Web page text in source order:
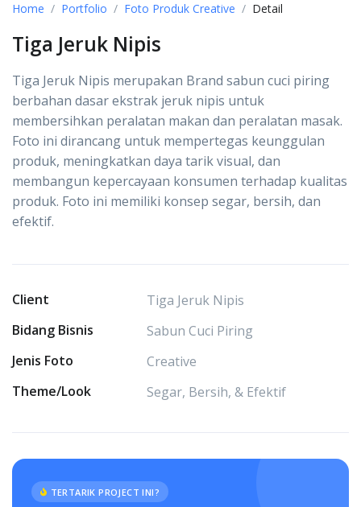
Home Portfolio Foto Produk Creative Detail
Tiga Jeruk Nipis
Tiga Jeruk Nipis merupakan Brand sabun cuci piring
berbahan dasar ekstrak jeruk nipis untuk
membersihkan peralatan makan dan peralatan masak.
Foto ini dirancang untuk mempertegas keunggulan
produk, meningkatkan daya tarik visual, dan
membangun kepercayaan konsumen terhadap kualitas
produk. Foto ini memiliki konsep segar, bersih, dan
efektif.
Client
Tiga Jeruk Nipis
Bidang Bisnis
Sabun Cuci Piring
Jenis Foto
Creative
Theme/Look
Segar, Bersih, & Efektif
TERTARIK PROJECT INI?